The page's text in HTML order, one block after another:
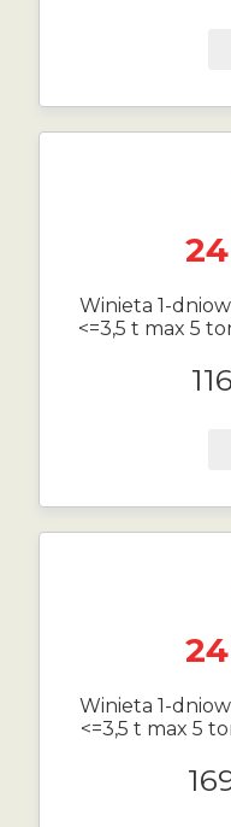
24
Winieta 1-
<=3,5 t max 5
24
Winieta 1-
<=3,5 t max 5